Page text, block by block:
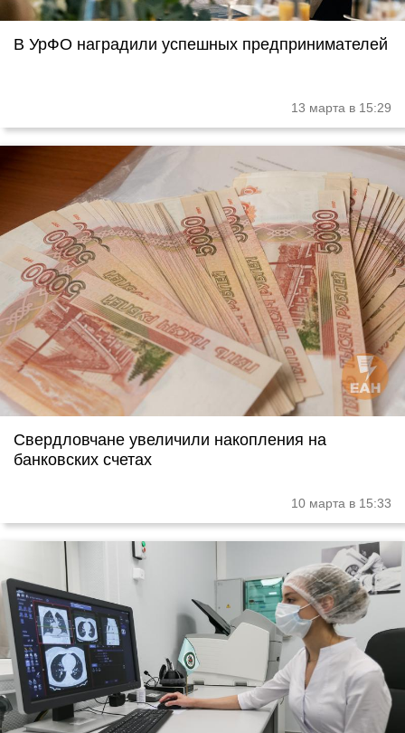
В УрФО наградили успешных предпринимателей
13 марта в 15:29
Свердловчане увеличили накопления на
банковских счетах
10 марта в 15:33